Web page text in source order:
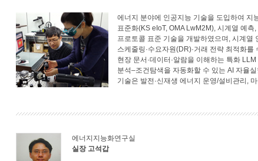
에너지 분야에 인공지능 기술을 도입하여 지
표준화(KS eIoT, OMA LwM2M), 시계열 예
프로토콜 표준 기술을 개발하였으며, 시계열
스케줄링·수요자원(DR)·거래 전략 최적화
현장 문서·데이터·알람을 이해하는 특화
분석–조건탐색을 자동화할 수 있는 AI 자율
기술은 발전·신재생 에너지 운영/설비관리,
에너지지능화연구실
실장 고석갑